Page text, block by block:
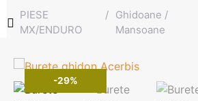
PIESE
MX/ENDURO
/ Ghidoane /
Mansoane
-29%